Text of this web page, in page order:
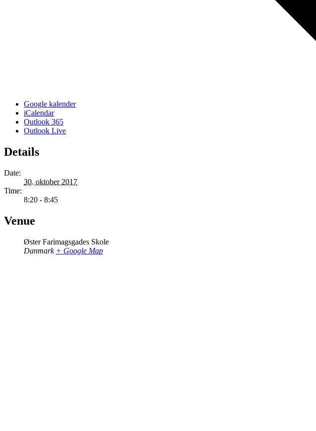
Google kalender
iCalendar
Outlook 365
Outlook Live
Details
Date:
30. oktober 2017
Time:
8:20 - 8:45
Venue
Øster Farimagsgades Skole
Danmark + Google Map